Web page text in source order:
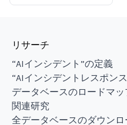
リサーチ
“AIインシデント”の定義
“AIインシデントレスポン
データベースのロードマッ
関連研究
全データベースのダウンロ